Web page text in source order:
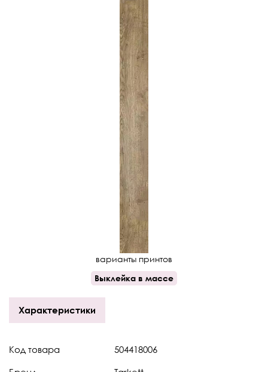
варианты принтов
Выклейка в массе
Характеристики
Код товара 504418006